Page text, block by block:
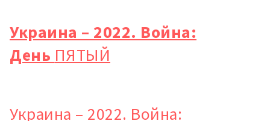
Украина – 2022. Война:
День ПЯТЫЙ
Украина – 2022. Война:
изображение
Ссылка на медиа
+ Добавить ссылку на
медиа
Текст новости
+ Добавить текст